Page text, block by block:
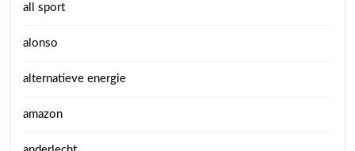
all sport
alonso
alternatieve energie
amazon